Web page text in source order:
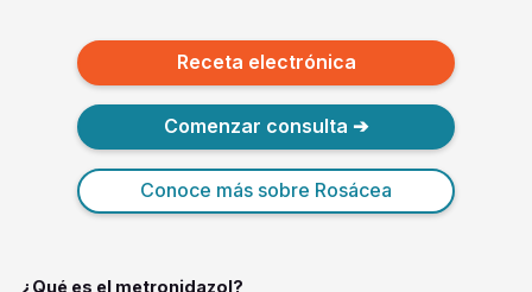
Receta electrónica
Comenzar consulta ➔
Conoce más sobre Rosácea
¿Qué es el metronidazol?